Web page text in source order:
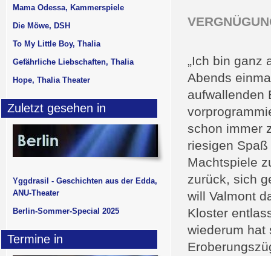
„Ich bin ganz
Abends
aufwallenden
schon immer
riesigen
Machtspiele
zurück, sich
will Valmont
Kloster
wiederum hat
Mama Odessa, Kammerspiele
Die Möwe, DSH
To My Little Boy, Thalia
Gefährliche Liebschaften, Thalia
Hope, Thalia Theater
Zuletzt gesehen in
Yggdrasil - Geschichten aus der Edda,
ANU-Theater
Berlin-Sommer-Special 2025
Termine in